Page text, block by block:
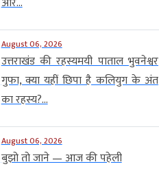
August 06, 2026
उत्तराखंड की रहस्यमयी पाताल भुवनेश्वर
गुफा, क्या यहीं छिपा है कलियुग के अंत
का रहस्य?...
August 06, 2026
बुझो तो जाने — आज की पहेली